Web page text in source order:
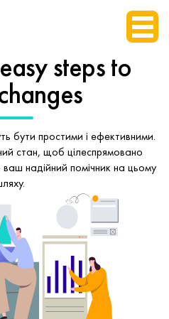
stepsto
бути простими і ефективними.
стан, щоб цілеспрямовано
надійний помічник на цьому